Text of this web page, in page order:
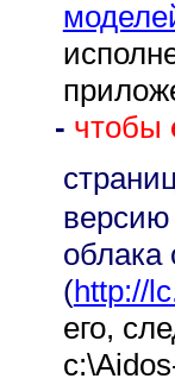
- чтобы
версию
облака
(http://
его,